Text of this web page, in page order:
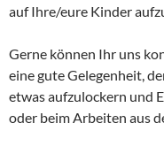
auf Ihre/eure Kinder
Gerne können Ihr uns
eine gute Gelegenheit,
etwas aufzulockern und
oder beim Arbeiten aus